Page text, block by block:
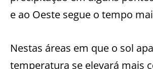
e ao Oeste segue o tempo
Nestas áreas em que o sol
temperatura se elevará mais